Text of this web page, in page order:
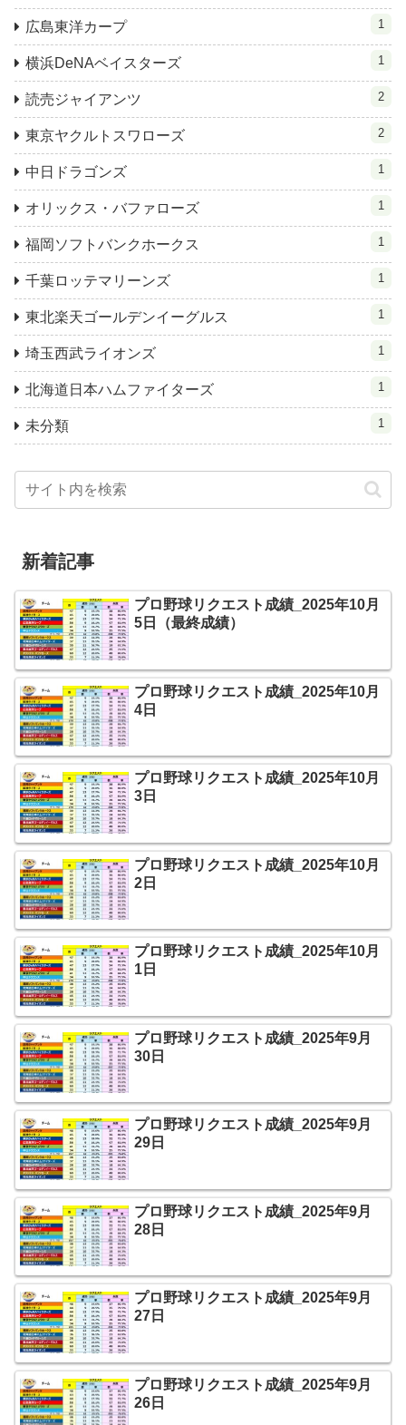
広島東洋カープ 1
横浜DeNAベイスターズ 1
読売ジャイアンツ 2
東京ヤクルトスワローズ 2
中日ドラゴンズ 1
オリックス・バファローズ 1
福岡ソフトバンクホークス 1
千葉ロッテマリーンズ 1
東北楽天ゴールデンイーグルス 1
埼玉西武ライオンズ 1
北海道日本ハムファイターズ 1
未分類 1
新着記事
プロ野球リクエスト成績_2025年10月
5日（最終成績）
プロ野球リクエスト成績_2025年10月
4日
プロ野球リクエスト成績_2025年10月
3日
プロ野球リクエスト成績_2025年10月
2日
プロ野球リクエスト成績_2025年10月
1日
プロ野球リクエスト成績_2025年9月
30日
プロ野球リクエスト成績_2025年9月
29日
プロ野球リクエスト成績_2025年9月
28日
プロ野球リクエスト成績_2025年9月
27日
プロ野球リクエスト成績_2025年9月
26日